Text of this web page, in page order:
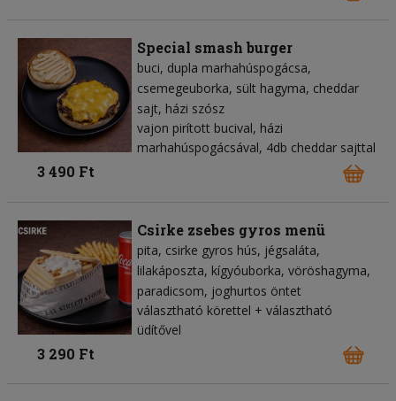
Special smash burger
buci dupla marhahúspogácsa
csemegeuborka sült hagyma cheddar
sajt házi szósz
vajon pirított bucival, házi
marhahúspogácsával, 4db cheddar sajttal
3 490 Ft
Csirke zsebes gyros menü
pita csirke gyros hús jégsaláta
lilakáposzta kígyóuborka vöröshagyma
paradicsom joghurtos öntet
választható körettel + választható
üdítővel
3 290 Ft